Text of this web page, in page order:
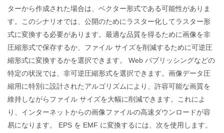
ターから作成された場合は、ベクター形式である可能性がありま
す。このシナリオでは、公開のためにラスター化してラスター形
式に変換する必要があります。最適な品質を得るために画像を非
圧縮形式で保存するか、ファイル サイズを削減するために可逆圧
縮形式に変換するかを選択できます。 Web パブリッシングなどの
特定の状況では、非可逆圧縮形式を選択できます。画像データ圧
縮用に特別に設計されたアルゴリズムにより、許容可能な画質を
維持しながらファイル サイズを大幅に削減できます。これによ
り、インターネットからの画像ファイルの高速ダウンロードが容
易になります。 EPS を EMF に変換するには、次を使用します。